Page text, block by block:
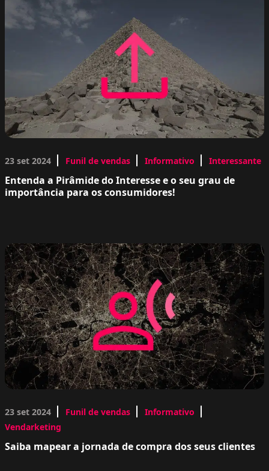
23 set 2024 Funil de vendas Informativo Interessante
Entenda a Pirâmide do Interesse e o seu grau de
importância para os consumidores!
23 set 2024 Funil de vendas
Informativo
Vendarketing
Saiba mapear a jornada de compra dos seus clientes